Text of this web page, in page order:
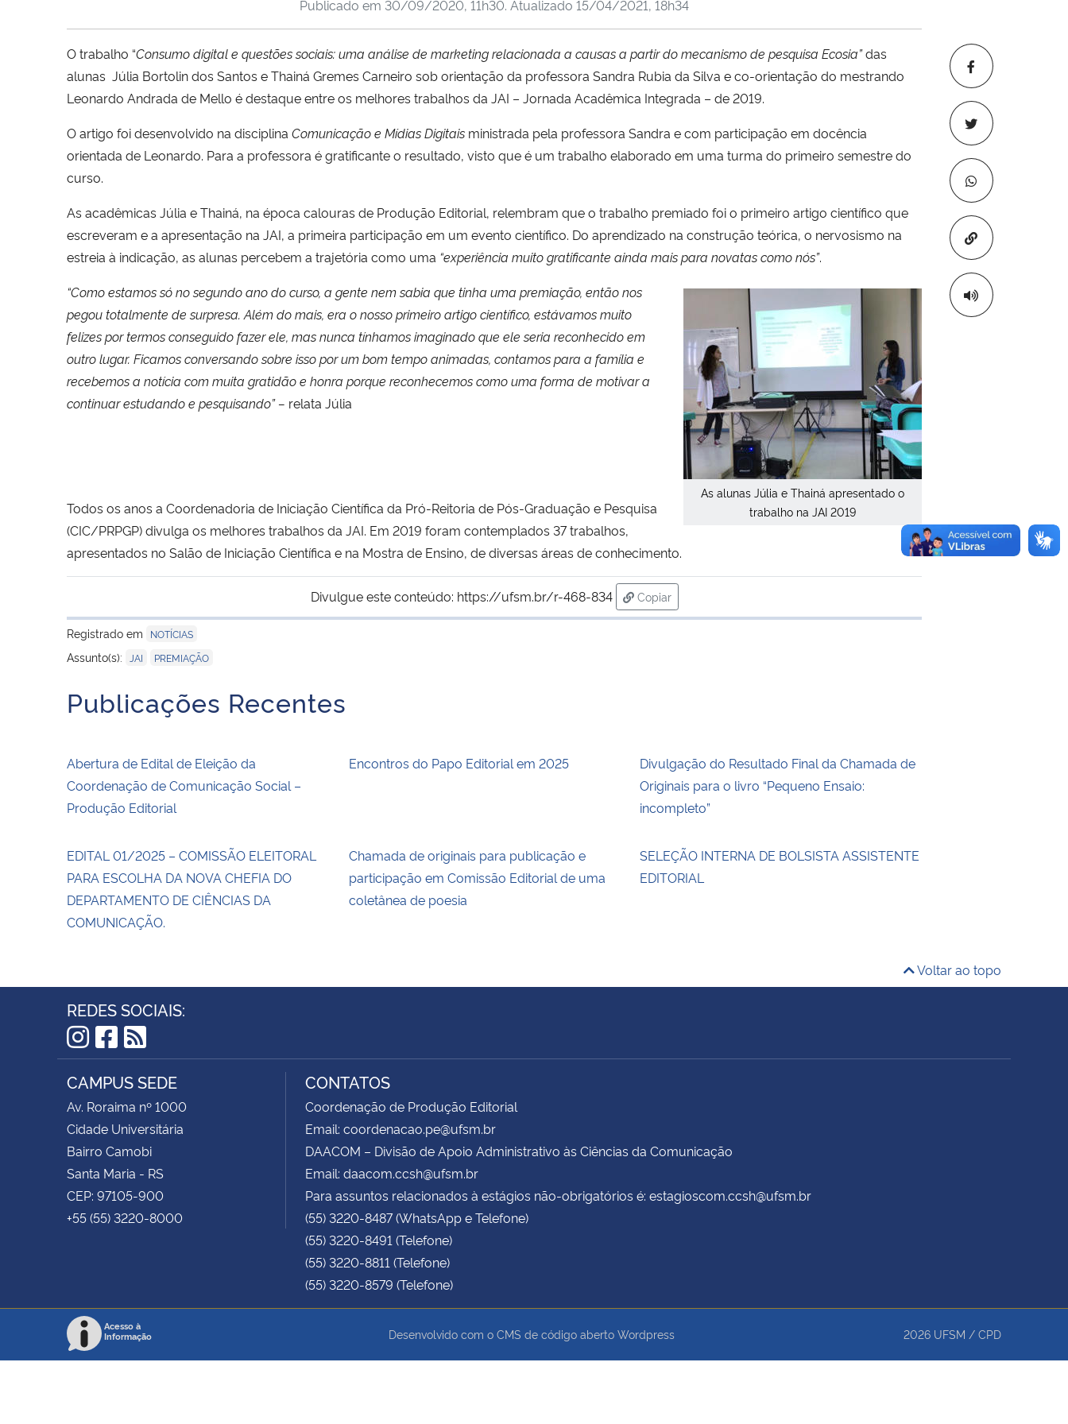
Copiar para
Publicado em 30/09/2020, 11h30. Atualizado 15/04/2021, 18h34
O trabalho “Consumo digital e questões sociais: uma análise de marketing relacionada a causas a partir do mecanismo de pesquisa Ecosia”das
alunas Júlia Bortolin dos Santos e Thainá Gremes Carneiro sob orientação da professora Sandra Rubia da Silva e co-orientação do mestrando
Leonardo Andrada de Mello é destaque entre os melhores trabalhos da JAI – Jornada Acadêmica Integrada – de 2019.
O artigo foi desenvolvido na disciplina Comunicação e Mídias Digitais ministrada pela professora Sandra e com participação em docência
orientada de Leonardo. Para a professora é gratificante o resultado, visto que é um trabalho elaborado em uma turma do primeiro semestre do
curso.
As acadêmicas Júlia e Thainá, na época calouras de Produção Editorial, relembram que o trabalho premiado foi o primeiro artigo científico que
escreveram e a apresentação na JAI, a primeira participação em um evento científico. Do aprendizado na construção teórica, o nervosismo na
estreia à indicação, as alunas percebem a trajetória como uma “experiência muito gratificante ainda mais para novatas como nós”.
As alunas Júlia e Thainá apresentado o
trabalho na JAI 2019
“Como estamos só no segundo ano do curso, a gente nem sabia que tinha uma premiação, então nos
pegou totalmente de surpresa. Além do mais, era o nosso primeiro artigo científico, estávamos muito
felizes por termos conseguido fazer ele, mas nunca tínhamos imaginado que ele seria reconhecido em
outro lugar. Ficamos conversando sobre isso por um bom tempo animadas, contamos para a família e
recebemos a notícia com muita gratidão e honra porque reconhecemos como uma forma de motivar a
continuar estudando e pesquisando” – relata Júlia
Todos os anos a Coordenadoria de Iniciação Científica da Pró-Reitoria de Pós-Graduação e Pesquisa
(CIC/PRPGP) divulga os melhores trabalhos da JAI. Em 2019 foram contemplados 37 trabalhos,
apresentados no Salão de Iniciação Científica e na Mostra de Ensino, de diversas áreas de conhecimento.
Divulgue este conteúdo: https://ufsm.br/r-468-834
Copiar
para área de transferência
Registrado em
NOTÍCIAS
Assunto(s): JAI PREMIAÇÃO
Publicações Recentes
Abertura de Edital de Eleição da
Coordenação de Comunicação Social –
Produção Editorial
Encontros do Papo Editorial em 2025
Divulgação do Resultado Final da Chamada de
Originais para o livro “Pequeno Ensaio:
incompleto”
EDITAL 01/2025 – COMISSÃO ELEITORAL
PARA ESCOLHA DA NOVA CHEFIA DO
DEPARTAMENTO DE CIÊNCIAS DA
COMUNICAÇÃO.
Chamada de originais para publicação e
participação em Comissão Editorial de uma
coletânea de poesia
SELEÇÃO INTERNA DE BOLSISTA ASSISTENTE
EDITORIAL
Voltar ao topo
REDES SOCIAIS:
Instagram
Facebook
RSS
CAMPUS SEDE
Av. Roraima nº 1000
Cidade Universitária
Bairro Camobi
Santa Maria - RS
CEP: 97105-900
+55 (55) 3220-8000
CONTATOS
Coordenação de Produção Editorial
Email: coordenacao.pe@ufsm.br
DAACOM – Divisão de Apoio Administrativo às Ciências da Comunicação
Email: daacom.ccsh@ufsm.br
Para assuntos relacionados à estágios não-obrigatórios é: estagioscom.ccsh@ufsm.br
(55) 3220-8487 (WhatsApp e Telefone)
(55) 3220-8491 (Telefone)
(55) 3220-8811 (Telefone)
(55) 3220-8579 (Telefone)
Acesso à
Informação
Desenvolvido com o CMS de código aberto Wordpress 2026 UFSM / CPD